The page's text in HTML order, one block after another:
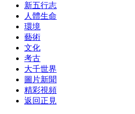
新五行志
人體生命
環境
藝術
文化
考古
大千世界
圖片新聞
精彩視頻
返回正見